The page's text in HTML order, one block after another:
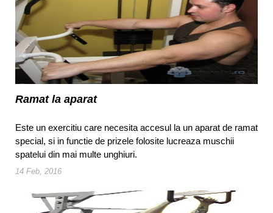
Ramat la aparat
Este un exercitiu care necesita accesul la un aparat de ramat
special, si in functie de prizele folosite lucreaza muschii
spatelui din mai multe unghiuri.
14 Feb, 2016